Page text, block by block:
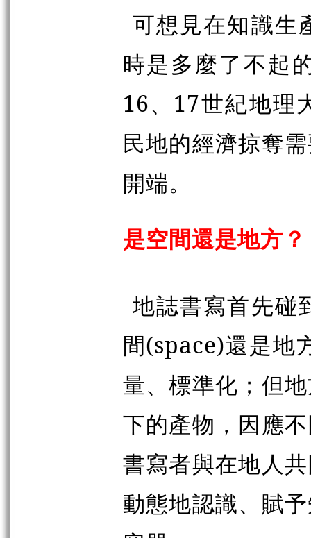
可想見在知識生
時是多麼了不起
16、17世紀地理
民地的經濟掠奪
開端。
是空間還是地方？
地誌書寫首先碰
間(space)還是地
量、標準化；但
下的產物，因應
書寫者與在地人
動態地認識、賦